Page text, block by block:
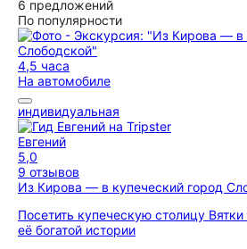
6 предложений
По популярности
4,5 часа
На автомобиле
индивидуальная
Евгений
5,0
9 отзывов
Из Кирова — в купеческий город
Посетить купеческую столицу
её богатой истории